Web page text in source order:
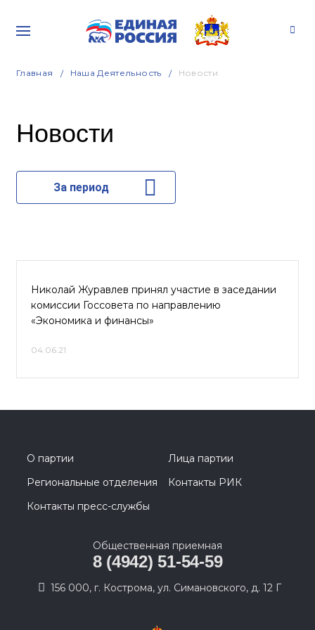
Главная Наша Деятельность Новости
Новости
За период
Николай Журавлев принял участие в заседании
комиссии Госсовета по направлению
«Экономика и финансы»
04.06.21
О партии
Лица партии
Региональные отделения
Контакты РИК
Контакты пресс-службы
Общественная приемная
8 (4942) 51-54-59
156 000, г. Кострома, ул. Симановского, д. 12 Г